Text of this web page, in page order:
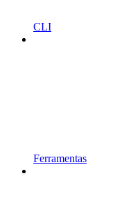
CLI
Ferramentas